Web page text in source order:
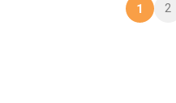
1 2